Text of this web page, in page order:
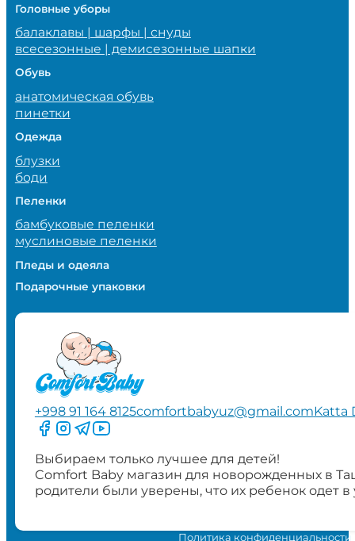
Головные уборы
балаклавы | шарфы | снуды
всесезонные | демисезонные шапки
Обувь
анатомическая обувь
пинетки
Одежда
блузки
боди
Пеленки
бамбуковые пеленки
муслиновые пеленки
Пледы и одеяла
Подарочные упаковки
+998 91 164 8125comfortbabyuz@gmail.comKatta
Следите за нами на Facebook
Следите за нами в Instagram
Следите за нами в Telegram
Следите за нами в YouTube
Выбираем только лучшее для детей!
Comfort Baby магазин для новорожденных в
родители были уверены, что их ребенок одет
Политика конфиденциальности